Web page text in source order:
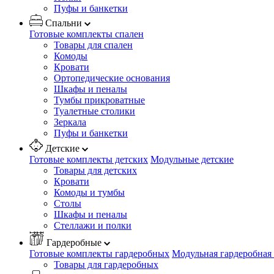
Пуфы и банкетки
Спальни
Готовые комплекты спален
Товары для спален
Комоды
Кровати
Ортопедические основания
Шкафы и пеналы
Тумбы прикроватные
Туалетные столики
Зеркала
Пуфы и банкетки
Детские
Готовые комплекты детских Модульные детские
Товары для детских
Кровати
Комоды и тумбы
Столы
Шкафы и пеналы
Стеллажи и полки
Гардеробные
Готовые комплекты гардеробных Модульная
Товары для гардеробных